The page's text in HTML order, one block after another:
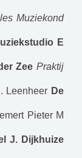
Muziekond
E
Zee Praktij
Leenheer De
Pieter M
J. Dijkhuize